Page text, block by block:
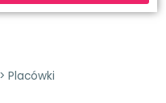
> Placówki